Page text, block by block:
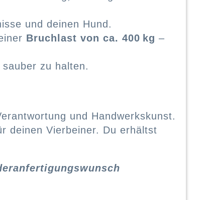
und deinen Hund.
Bruchlast von ca. 400 kg –
zu halten.
und Handwerkskunst.
deinen Vierbeiner. Du erhältst